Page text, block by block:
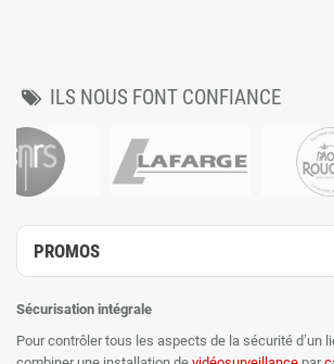
ILS NOUS FONT CONFIANCE
PROMOS
Sécurisation intégrale
Pour contrôler tous les aspects de la sécurité d’un